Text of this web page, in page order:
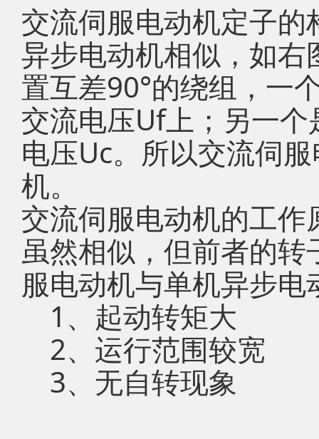
交流伺服电动机定子
异步电动机相似，如
置互差90°的绕组，一
交流电压Uf上；另一
电压Uc。所以交流伺
机。
交流伺服电动机的工
虽然相似，但前者的
服电动机与单机异步
1、起动转矩大
2、运行范围较宽
3、无自转现象